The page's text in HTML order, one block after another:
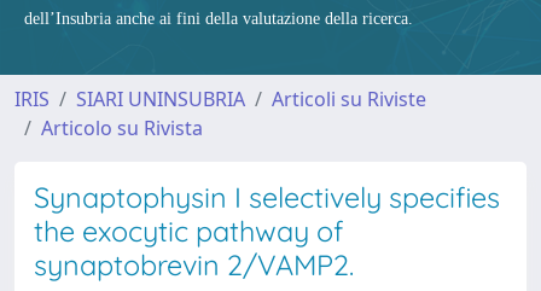
dell’Insubria anche ai fini della valutazione della ricerca.
IRIS SIARI UNINSUBRIA
Articoli su Riviste
Articolo su Rivista
Synaptophysin I selectively specifies
the exocytic pathway of
synaptobrevin 2/VAMP2.